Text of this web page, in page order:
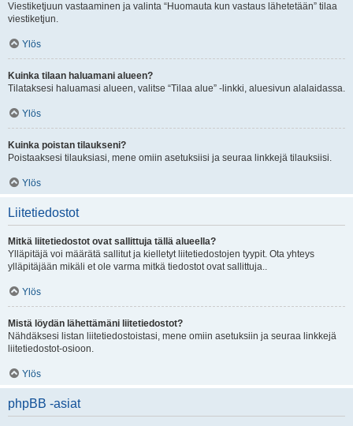
Viestiketjuun vastaaminen ja valinta “Huomauta kun vastaus lähetetään” tilaa
viestiketjun.
Ylös
Kuinka tilaan haluamani alueen?
Tilataksesi haluamasi alueen, valitse “Tilaa alue” -linkki, aluesivun alalaidassa.
Ylös
Kuinka poistan tilaukseni?
Poistaaksesi tilauksiasi, mene omiin asetuksiisi ja seuraa linkkejä tilauksiisi.
Ylös
Liitetiedostot
Mitkä liitetiedostot ovat sallittuja tällä alueella?
Ylläpitäjä voi määrätä sallitut ja kielletyt liitetiedostojen tyypit. Ota yhteys
ylläpitäjään mikäli et ole varma mitkä tiedostot ovat sallittuja..
Ylös
Mistä löydän lähettämäni liitetiedostot?
Nähdäksesi listan liitetiedostoistasi, mene omiin asetuksiin ja seuraa linkkejä
liitetiedostot-osioon.
Ylös
phpBB -asiat